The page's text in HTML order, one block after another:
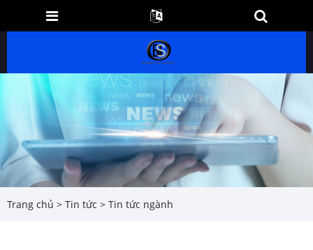
Trang chủ > Tin tức > Tin tức ngành